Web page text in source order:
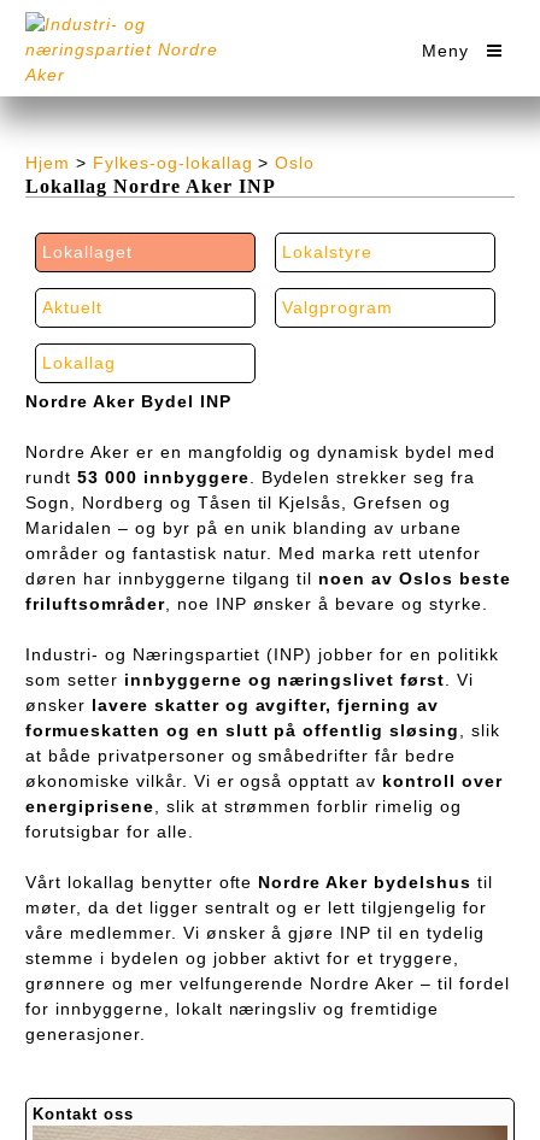
Meny
Hjem > Fylkes-og-lokallag >Oslo
Lokallag Nordre Aker INP
Lokallaget Lokalstyre
Aktuelt Valgprogram
Lokallag
Nordre Aker Bydel INP
Nordre Aker er en mangfoldig og dynamisk bydel med
rundt 53 000 innbyggere . Bydelen strekker seg fra
Sogn, Nordberg og Tåsen til Kjelsås, Grefsen og
Maridalen – og byr på en unik blanding av urbane
områder og fantastisk natur. Med marka rett utenfor
døren har innbyggerne tilgang til noen av Oslos beste
friluftsområder, noe INP ønsker å bevare og styrke.
Industri- og Næringspartiet (INP) jobber for en politikk
som setter innbyggerne og næringslivet først . Vi
ønsker lavere skatter og avgifter, fjerning av
formueskatten og en slutt på offentlig sløsing
, slik
at både privatpersoner og småbedrifter får bedre
økonomiske vilkår. Vi er også opptatt av kontroll over
energiprisene , slik at strømmen forblir rimelig og
forutsigbar for alle.
Vårt lokallag benytter ofte Nordre Aker bydelshus til
møter, da det ligger sentralt og er lett tilgjengelig for
våre medlemmer. Vi ønsker å gjøre INP til en tydelig
stemme i bydelen og jobber aktivt for et tryggere,
grønnere og mer velfungerende Nordre Aker – til fordel
for innbyggerne, lokalt næringsliv og fremtidige
generasjoner.
Kontakt oss